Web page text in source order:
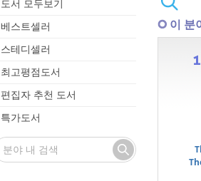
도서 모두보기
베스트셀러
스테디셀러
최고평점도서
편집자 추천 도서
특가도서
이 분